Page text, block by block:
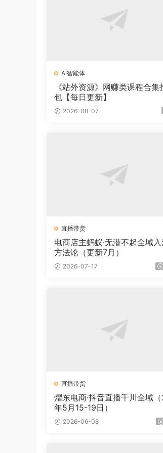
AI智能体
《站外资源》网赚类课程合集
包【每日更新】
2026-08-07
直播带货
电商店主蚂蚁·无潜不起全域
方法论（更新7月）
2026-07-17
直播带货
熠东电商·抖音直播千川全域
年5月15-19日）
2026-06-08